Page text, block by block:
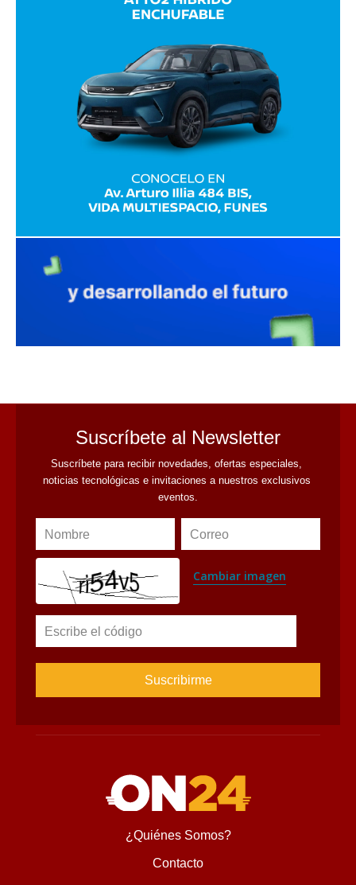
Suscríbete al Newsletter
Suscríbete para recibir novedades, ofertas especiales,
noticias tecnológicas e invitaciones a nuestros exclusivos
eventos.
Nombre Correo
Cambiar imagen
Escribe el código
¿Quiénes Somos?
Contacto